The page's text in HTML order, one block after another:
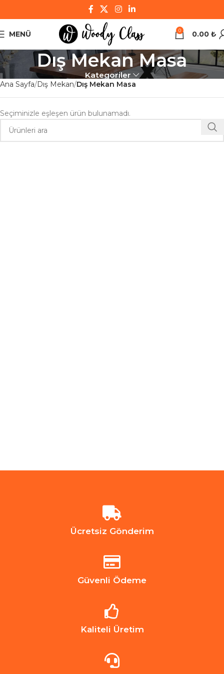
MENÜ 0 0.00 ₺
Dış Mekan Masa
Kategoriler
Ana Sayfa Dış Mekan Dış Mekan Masa
Seçiminizle eşleşen ürün bulunamadı.
Ücretsiz Gönderim
Güvenli Ödeme
Kaliteli Üretim